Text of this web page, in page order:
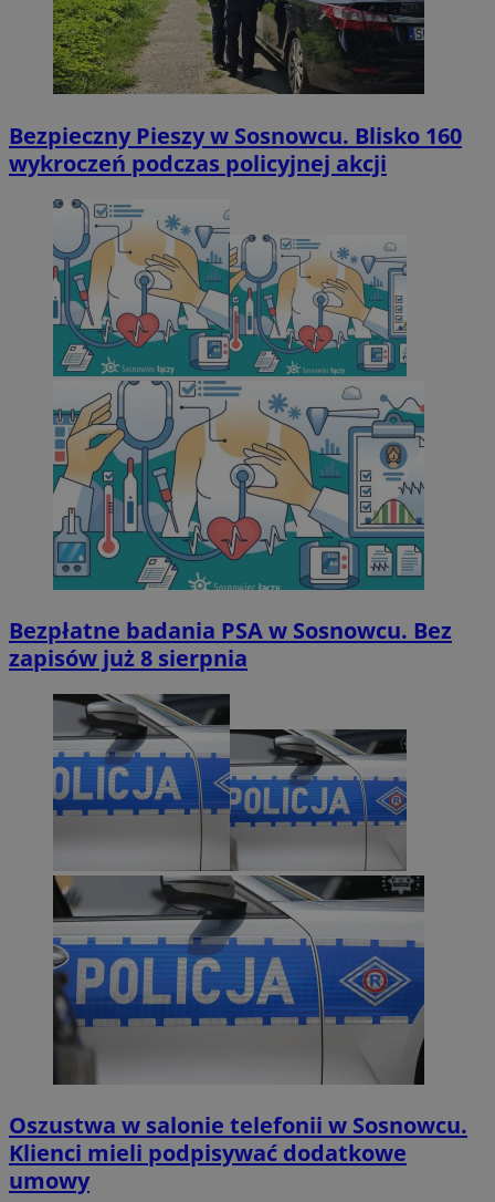
Bezpieczny Pieszy w Sosnowcu. Blisko 160
wykroczeń podczas policyjnej akcji
Bezpłatne badania PSA w Sosnowcu. Bez
zapisów już 8 sierpnia
Oszustwa w salonie telefonii w Sosnowcu.
Klienci mieli podpisywać dodatkowe
umowy